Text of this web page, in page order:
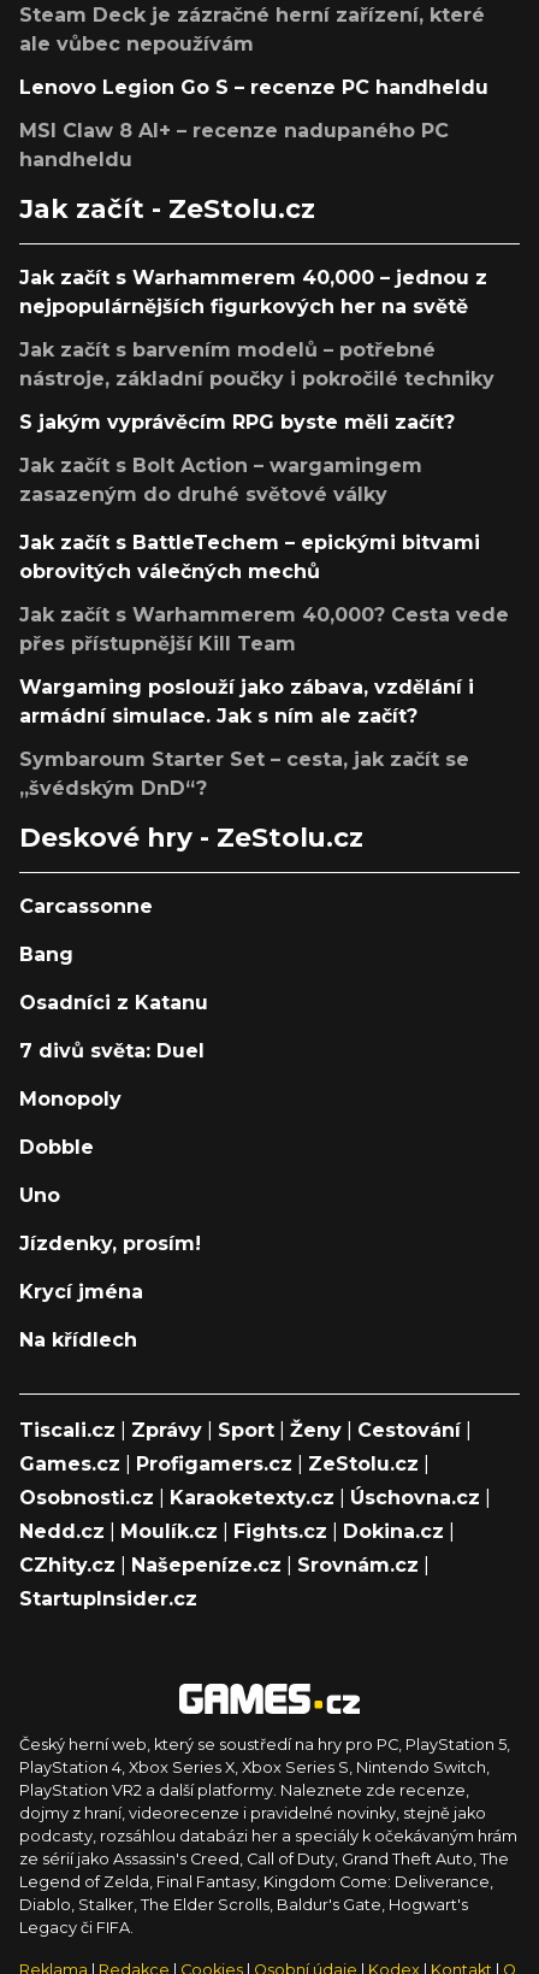
Steam Deck je zázračné herní zařízení, které
ale vůbec nepoužívám
Lenovo Legion Go S – recenze PC handheldu
MSI Claw 8 AI+ – recenze nadupaného PC
handheldu
Jak začít - ZeStolu.cz
Jak začít s Warhammerem 40,000 – jednou z
nejpopulárnějších figurkových her na světě
Jak začít s barvením modelů – potřebné
nástroje, základní poučky i pokročilé techniky
S jakým vyprávěcím RPG byste měli začít?
Jak začít s Bolt Action – wargamingem
zasazeným do druhé světové války
Jak začít s BattleTechem – epickými bitvami
obrovitých válečných mechů
Jak začít s Warhammerem 40,000? Cesta vede
přes přístupnější Kill Team
Wargaming poslouží jako zábava, vzdělání i
armádní simulace. Jak s ním ale začít?
Symbaroum Starter Set – cesta, jak začít se
„švédským DnD“?
Deskové hry - ZeStolu.cz
Carcassonne
Bang
Osadníci z Katanu
7 divů světa: Duel
Monopoly
Dobble
Uno
Jízdenky, prosím!
Krycí jména
Na křídlech
Tiscali.cz Zprávy Sport Ženy Cestování|
Games.cz
Profigamers.cz ZeStolu.cz
Osobnosti.cz
Karaoketexty.cz Úschovna.cz
Nedd.cz
Moulík.cz Fights.cz Dokina.cz
CZhity.cz
Našepeníze.cz Srovnám.cz
StartupInsider.cz
Český herní web, který se soustředí na hry pro PC, PlayStation 5,
PlayStation 4, Xbox Series X, Xbox Series S, Nintendo Switch,
PlayStation VR2 a další platformy. Naleznete zde recenze,
dojmy z hraní, videorecenze i pravidelné novinky, stejně jako
podcasty, rozsáhlou databázi her a speciály k očekávaným hrám
ze sérií jako Assassin's Creed, Call of Duty, Grand Theft Auto, The
Legend of Zelda, Final Fantasy, Kingdom Come: Deliverance,
Diablo, Stalker, The Elder Scrolls, Baldur's Gate, Hogwart's
Legacy či FIFA.
Reklama Redakce Cookies Osobní údaje Kodex Kontakt O